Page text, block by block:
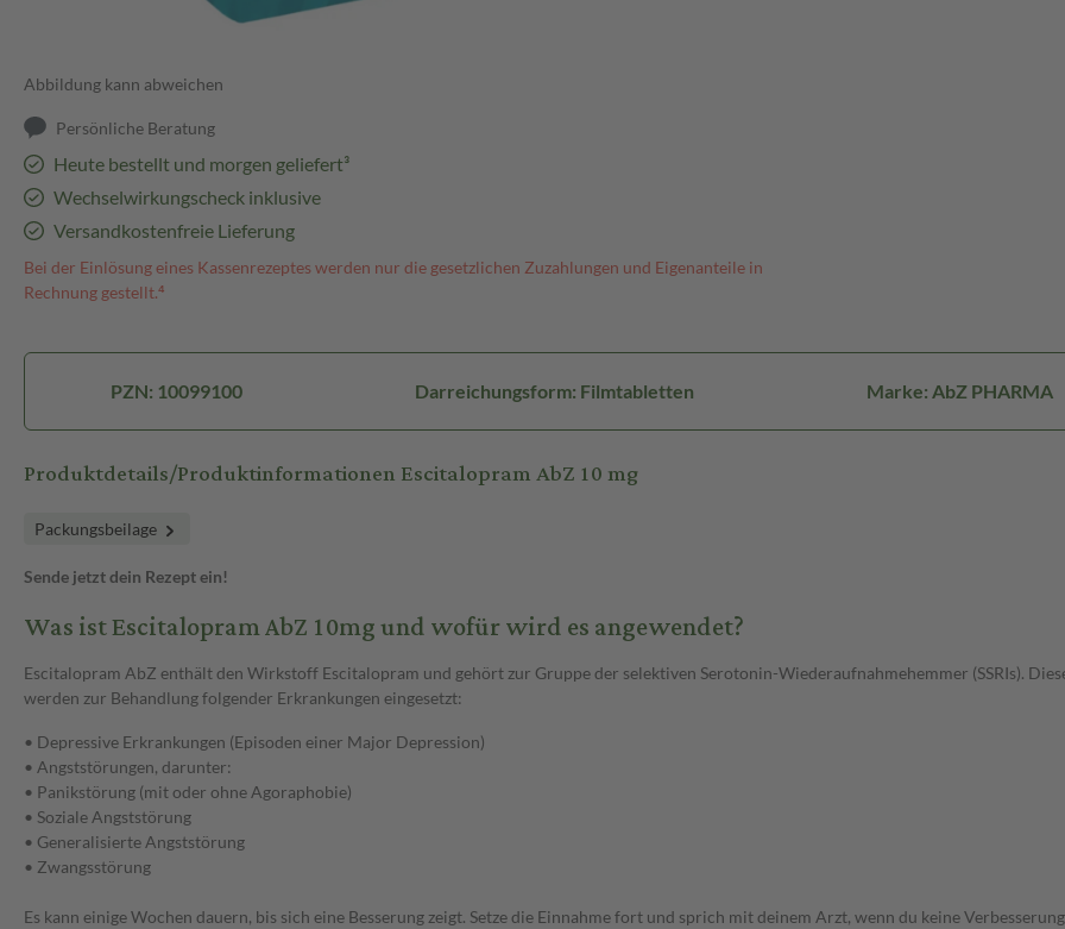
Abbildung kann abweichen
Persönliche Beratung
Heute bestellt und morgen geliefert³
Wechselwirkungscheck inklusive
Versandkostenfreie Lieferung
Bei der Einlösung eines Kassenrezeptes werden nur die gesetzlichen Zuzahlungen und Eigenanteile in
Rechnung gestellt.⁴
PZN: 10099100 Darreichungsform: Filmtabletten Marke: AbZ PHARMA
Produktdetails/Produktinformationen Escitalopram AbZ 10 mg
Packungsbeilage
Sende jetzt dein Rezept ein!
Was ist Escitalopram AbZ 10mg und wofür wird es angewendet?
Escitalopram AbZ enthält den Wirkstoff Escitalopram und gehört zur Gruppe der selektiven Serotonin-Wiederaufnahmehemmer (SSRIs).
werden zur Behandlung folgender Erkrankungen eingesetzt:
• Depressive Erkrankungen (Episoden einer Major Depression)
• Angststörungen, darunter:
• Panikstörung (mit oder ohne Agoraphobie)
• Soziale Angststörung
• Generalisierte Angststörung
• Zwangsstörung
Es kann einige Wochen dauern, bis sich eine Besserung zeigt. Setze die Einnahme fort und sprich mit deinem Arzt, wenn du keine